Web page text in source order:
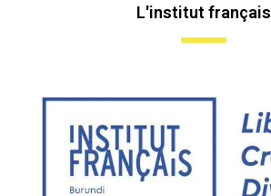
L'institut français